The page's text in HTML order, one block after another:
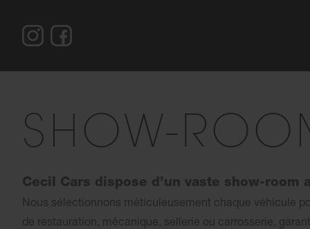
SHOW-
Cecil Cars dispose d’un vaste show-
Nous sélectionnons méticuleusement chaque véhicule
de restauration, mécanique, sellerie ou carrosserie,